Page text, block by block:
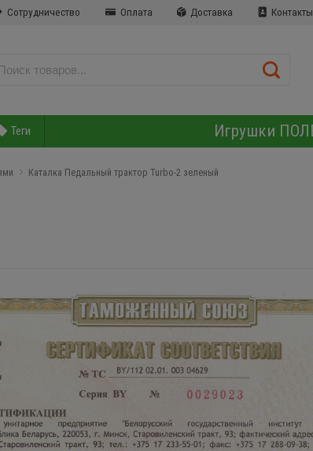
Сотрудничество Оплата Доставка Контакты
Теги Игрушки
Каталка Педальный трактор Turbo-2 зеленый